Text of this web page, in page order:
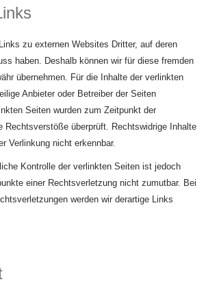
zu externen Websites Dritter, auf deren
haben. Deshalb können wir für diese fremden
übernehmen. Für die Inhalte der verlinkten
Anbieter oder Betreiber der Seiten
Seiten wurden zum Zeitpunkt der
Rechtsverstöße überprüft. Rechtswidrige Inhalte
Verlinkung nicht erkennbar.
Kontrolle der verlinkten Seiten ist jedoch
einer Rechtsverletzung nicht zumutbar. Bei
werden wir derartige Links